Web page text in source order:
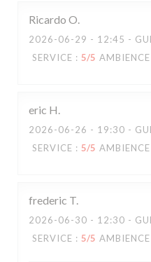
Ricardo O
2026-06-29 - 12:45 -
SERVICE : 5/5 AMBIENCE
eric H
2026-06-26 - 19:30 -
SERVICE : 5/5 AMBIENCE
frederic T
2026-06-30 - 12:30 -
SERVICE : 5/5 AMBIENCE